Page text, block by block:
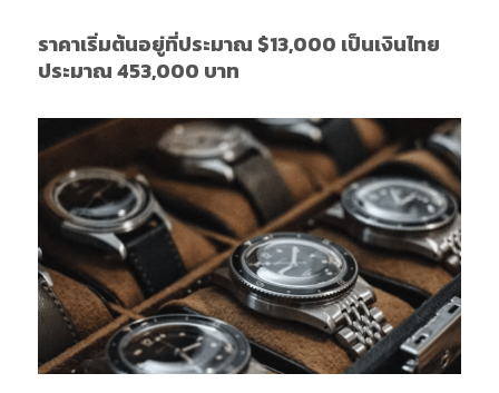
ราคาเริ่มต้นอยู่ที่ประมาณ $13,000 เป็นเงินไทย
ประมาณ 453,000 บาท